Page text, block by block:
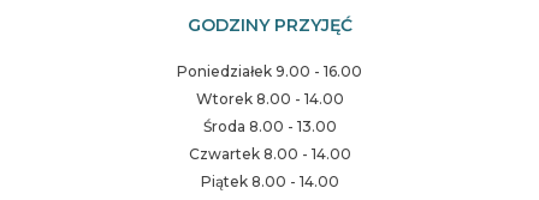
GODZINY PRZYJĘĆ
Poniedziałek 9.00 - 16.00
Wtorek 8.00 - 14.00
Środa 8.00 - 13.00
Czwartek 8.00 - 14.00
Piątek 8.00 - 14.00